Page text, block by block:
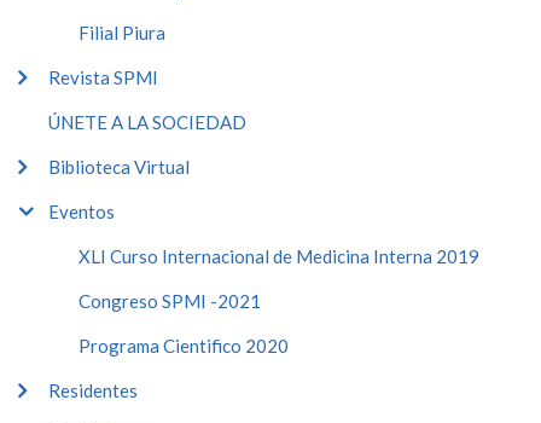
Filial Piura
Revista SPMI
ÚNETE A LA SOCIEDAD
Biblioteca Virtual
Eventos
XLI Curso Internacional de Medicina Interna 2019
Congreso SPMI -2021
Programa Cientifico 2020
Residentes